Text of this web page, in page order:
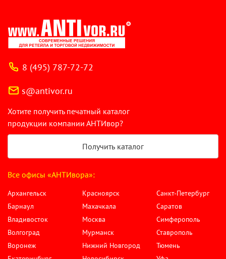
8 (495) 787-72-72
s@antivor.ru
Хотите получить печатный каталог
продукции компании АНТИвор?
Получить каталог
Все офисы «АНТИвора»:
Архангельск
Барнаул
Владивосток
Волгоград
Воронеж
Красноярск
Махачкала
Москва
Мурманск
Нижний Новгород
Санкт-Петербург
Саратов
Симферополь
Ставрополь
Тюмень